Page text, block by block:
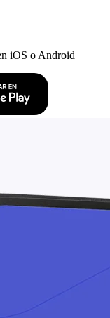
iOS o Android